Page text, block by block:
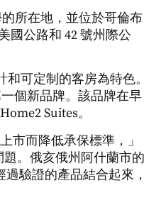
所在地，並位於哥倫布
國公路和 42 號州際公
可定制的客房為特色。
個新品牌。該品牌在早
Suites。
市而降低承保標準，」
。俄亥俄州阿什蘭市的
驗證的產品結合起來，